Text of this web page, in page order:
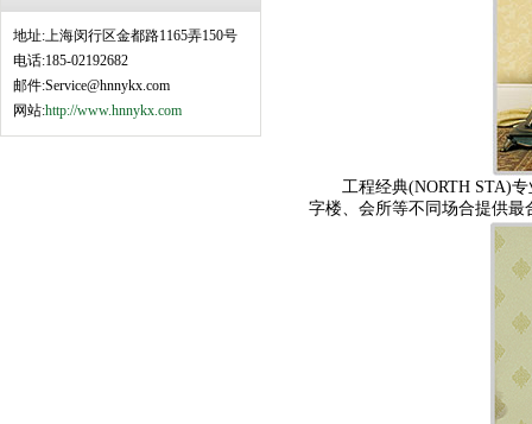
地址:上海闵行区金都路1165弄150号
电话:185-02192682
邮件:Service@hnnykx.com
网站:http://www.hnnykx.com
工程经典(NORTH STA)专业生产
字楼、会所等不同场合提